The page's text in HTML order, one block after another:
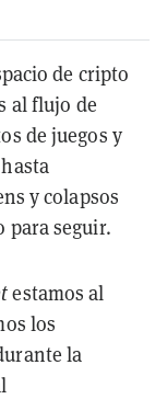
de cripto
al flujo de
de juegos y
y colapsos
para seguir.
estamos al
los
la